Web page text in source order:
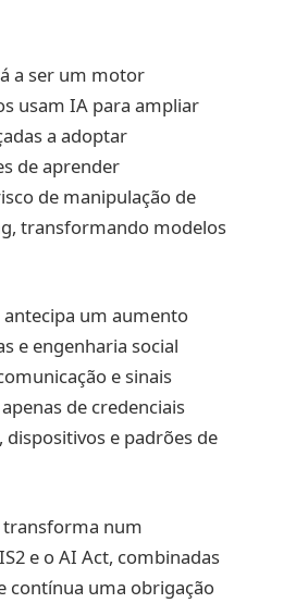
a ser um motor
usam IA para ampliar
a adoptar
de aprender
de manipulação de
transformando modelos
um aumento
e engenharia social
e sinais
de credenciais
e padrões de
transforma num
e o AI Act, combinadas
contínua uma obrigação